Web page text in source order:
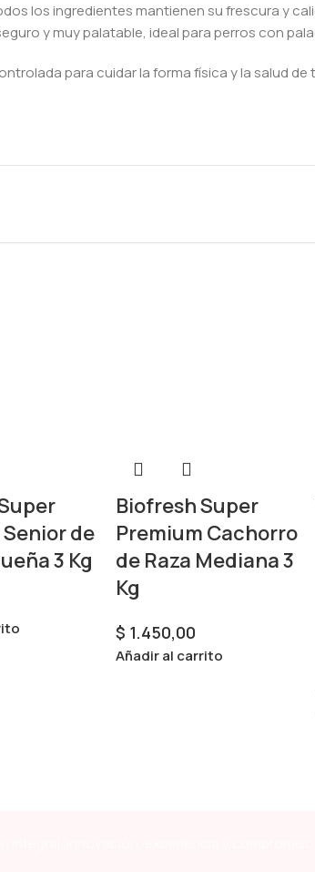
los ingredientes mantienen su frescura y
y muy palatable, ideal para perros con
para cuidar la forma física y la salud de
de
3 Kg
Biofresh Super
Premium Cachorro
de Raza Mediana 3
Kg
$ 1.450,00
Añadir al carrito